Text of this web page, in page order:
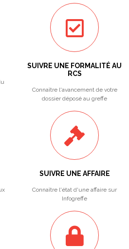
SUIVRE UNE FORMALITÉ AU
RCS
Connaître l'avancement de votre
dossier déposé au greffe
SUIVRE UNE AFFAIRE
Connaître l'état d'une affaire sur
Infogreffe